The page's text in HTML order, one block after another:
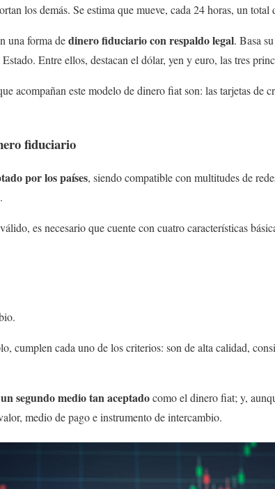
los demás. Se estima que mueve, cada 24 horas, un
una forma dedinero fiduciario con respaldo legal. Basa
Entre ellos, destacan el dólar, yen y euro, las tres
acompañan este modelo de dinero fiat son: las tarjetas de
fiduciario
por los países, siendo compatible con multitudes de
es necesario que cuente con cuatro características
cumplen cada uno de los criterios: son de alta calidad,
segundo medio tan aceptadocomo el dinero fiat; y,
medio de pago e instrumento de intercambio.